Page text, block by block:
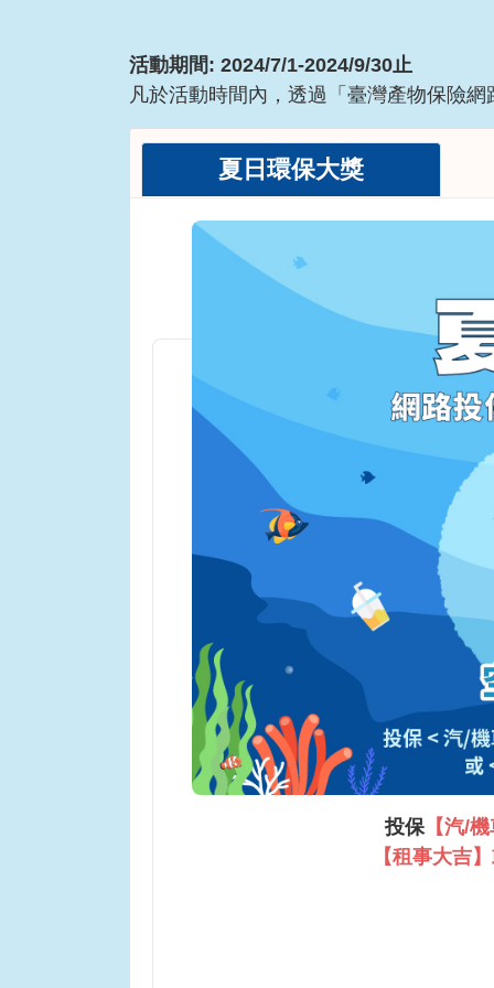
活動期間: 2024/7/1-2024/9/30止
凡於活動時間內，透過「臺灣產物保險
夏日環保大獎
投保【汽/
【租事大吉